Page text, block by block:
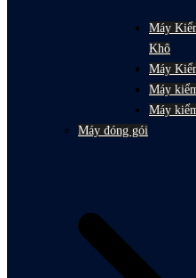
Máy
Khô
Máy
Máy
Máy
Máy đóng gói